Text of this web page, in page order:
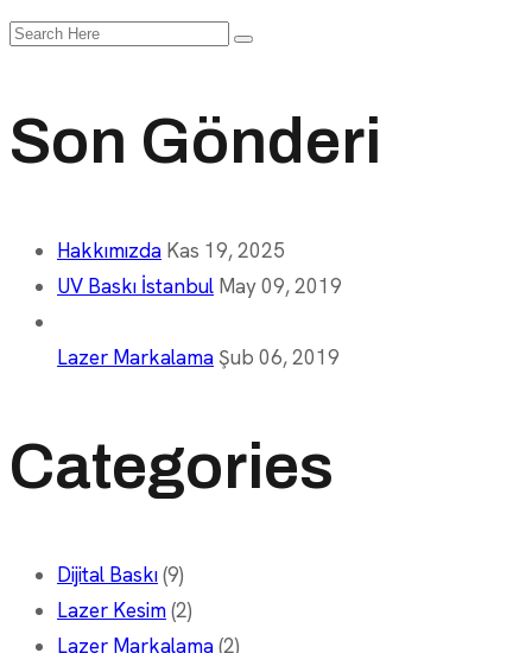
Search
Son Gönderi
Hakkımızda Kas 19, 2025
UV Baskı İstanbul May 09, 2019
Lazer Markalama Şub 06, 2019
Categories
Dijital Baskı(9)
Lazer Kesim(2)
Lazer Markalama(2)